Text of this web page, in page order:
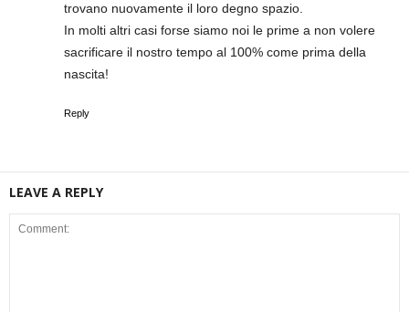
trovano nuovamente il loro degno spazio.
In molti altri casi forse siamo noi le prime a non volere
sacrificare il nostro tempo al 100% come prima della
nascita!
Reply
LEAVE A REPLY